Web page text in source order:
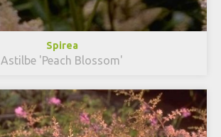
Spirea
Astilbe 'Peach Blossom'